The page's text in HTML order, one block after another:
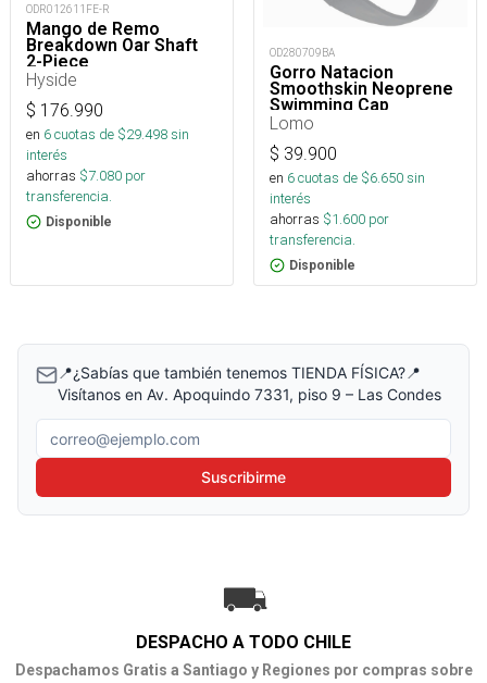
ODR012611FE-R
Mango de Remo
Breakdown Oar Shaft
2-Piece
Hyside
$ 176.990
en 6cuotas de $29.498sin
interés
ahorras $7.080 por
transferencia.
Disponible
OD280709BA
Gorro Natacion
Smoothskin Neoprene
Swimming Cap
Lomo
$ 39.900
en 6cuotas de $6.650sin
interés
ahorras $1.600 por
transferencia.
Disponible
📍¿Sabías que también tenemos TIENDA FÍSICA?📍
Visítanos en Av. Apoquindo 7331, piso 9 – Las Condes
Correo electrónico
Suscribirme
DESPACHO A TODO CHILE
Despachamos Gratis a Santiago y Regiones por compras sobre